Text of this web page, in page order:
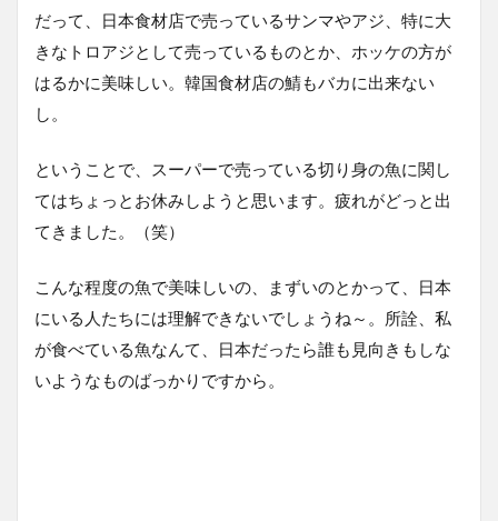
だって、日本食材店で売っているサンマやアジ、特に大
きなトロアジとして売っているものとか、ホッケの方が
はるかに美味しい。韓国食材店の鯖もバカに出来ない
し。
ということで、スーパーで売っている切り身の魚に関し
てはちょっとお休みしようと思います。疲れがどっと出
てきました。（笑）
こんな程度の魚で美味しいの、まずいのとかって、日本
にいる人たちには理解できないでしょうね～。所詮、私
が食べている魚なんて、日本だったら誰も見向きもしな
いようなものばっかりですから。